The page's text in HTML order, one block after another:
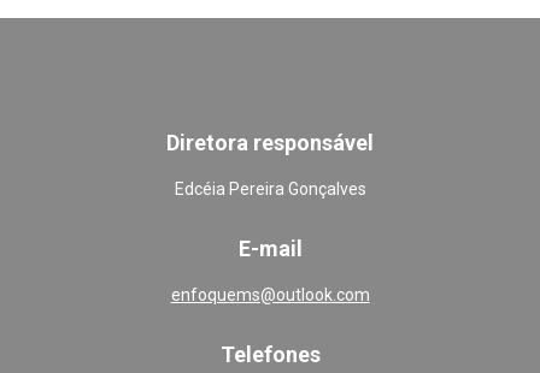
Diretora responsável
Edcéia Pereira Gonçalves
E-mail
enfoquems@outlook.com
Telefones